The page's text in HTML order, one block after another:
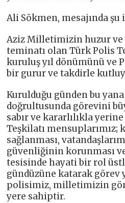
Ali Sökmen, mesajında şu
Aziz Milletimizin huzur
teminatı olan Türk Polis
kuruluş yıl dönümünü ve
bir gurur ve takdirle
Kurulduğu günden bu
doğrultusunda görevini
sabır ve kararlılıkla
Teşkilatı mensuplarımız;
sağlanması,
güvenliğinin korunması
tesisinde hayati bir rol
gündüzüne katarak görev
polisimiz, milletimizin
yere sahiptir.